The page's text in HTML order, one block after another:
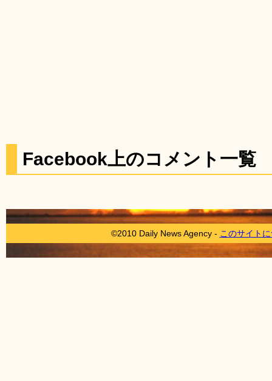
Facebook上のコメント一覧
©2010 Daily News Agency - このサイト